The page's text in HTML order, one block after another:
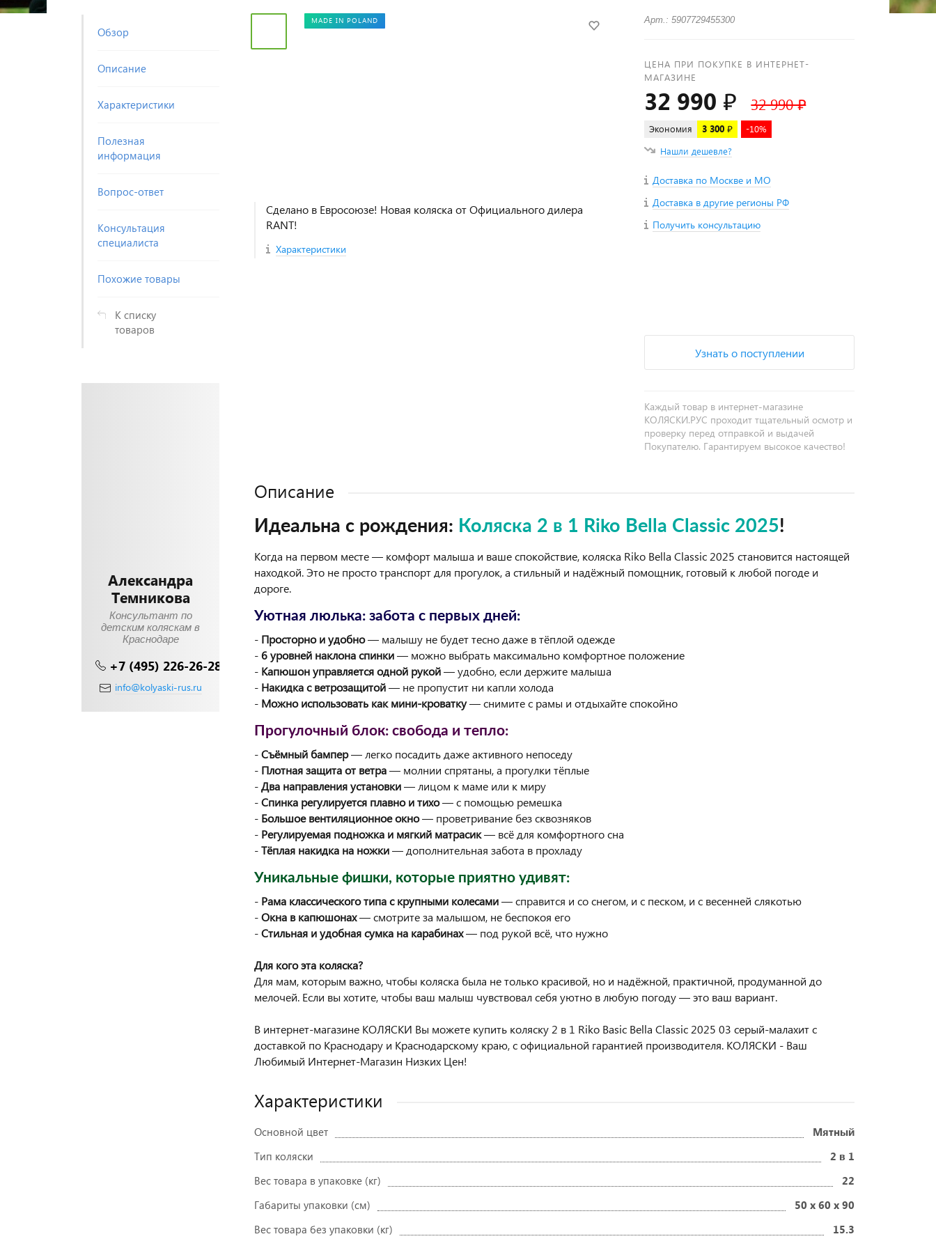
Обзор
Описание
Характеристики
Полезная
информация
Вопрос-ответ
Консультация
специалиста
Похожие товары
К списку
товаров
Александра
Темникова
Консультант по
детским коляскам в
Краснодаре
+7 (495) 226-26-28
info@kolyaski-rus.ru
MADE IN POLAND
Сделано в Евросоюзе! Новая коляска от Официального дилера
RANT!
Характеристики
Арт.: 5907729455300
ЦЕНА ПРИ ПОКУПКЕ В ИНТЕРНЕТ-
МАГАЗИНЕ
32 990 ₽ 32 990 ₽
Экономия 3 300 ₽
-10%
Нашли дешевле?
Доставка по Москве и МО
Доставка в другие регионы РФ
Получить консультацию
Узнать о поступлении
Каждый товар в интернет-магазине
КОЛЯСКИ.РУС проходит тщательный осмотр и
проверку перед отправкой и выдачей
Покупателю. Гарантируем высокое качество!
Описание
Идеальна с рождения: Коляска 2 в 1 Riko Bella Classic 2025!
Когда на первом месте — комфорт малыша и ваше спокойствие, коляска Riko Bella Classic 2025 становится настоящей
находкой. Это не просто транспорт для прогулок, а стильный и надёжный помощник, готовый к любой погоде и
дороге.
Уютная люлька: забота с первых дней:
- Просторно и удобно— малышу не будет тесно даже в тёплой одежде
-6 уровней наклона спинки— можно выбрать максимально комфортное положение
- Капюшон управляется одной рукой— удобно, если держите малыша
- Накидка с ветрозащитой— не пропустит ни капли холода
- Можно использовать как мини-кроватку— снимите с рамы и отдыхайте спокойно
Прогулочный блок: свобода и тепло:
-Съёмный бампер— легко посадить даже активного непоседу
- Плотная защита от ветра— молнии спрятаны, а прогулки тёплые
-Два направления установки— лицом к маме или к миру
-Спинка регулируется плавно и тихо— с помощью ремешка
- Большое вентиляционное окно— проветривание без сквозняков
- Регулируемая подножка и мягкий матрасик— всё для комфортного сна
-Тёплая накидка на ножки— дополнительная забота в прохладу
Уникальные фишки, которые приятно удивят:
- Рама классического типа с крупными колесами— справится и со снегом, и с песком, и с весенней слякотью
-Окна в капюшонах— смотрите за малышом, не беспокоя его
-Стильная и удобная сумка на карабинах— под рукой всё, что нужно
Для кого эта коляска?
Для мам, которым важно, чтобы коляска была не только красивой, но и надёжной, практичной, продуманной до
мелочей. Если вы хотите, чтобы ваш малыш чувствовал себя уютно в любую погоду — это ваш вариант.
В интернет-магазине КОЛЯСКИ Вы можете купить коляску 2 в 1 Riko Basic Bella Classic 2025 03 серый-малахит с
доставкой по Краснодару и Краснодарскому краю, с официальной гарантией производителя. КОЛЯСКИ - Ваш
Любимый Интернет-Магазин Низких Цен!
Характеристики
Основной цвет
Мятный
Тип коляски
2 в 1
Вес товара в упаковке (кг)
22
Габариты упаковки (см)
50 x 60 x 90
Вес товара без упаковки (кг)
15.3